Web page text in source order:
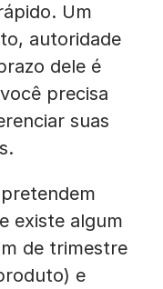
Um
autoridade
dele é
precisa
suas
existe algum
de trimestre
e